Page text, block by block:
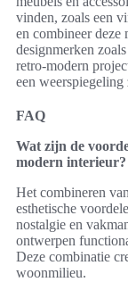
vinden, zoals een
en combineer deze
designmerken
retro-modern
een
FAQ
Wat zijn de
modern interieur?
Het combineren
esthetische
nostalgie en
ontwerpen
Deze combinatie
woonmilieu.